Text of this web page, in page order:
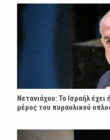
Νετανιάχου: Το Ισραήλ
μέρος του πυραυλικού